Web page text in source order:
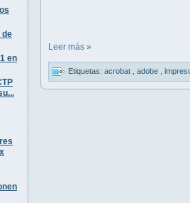
de
en
Leer más »
Etiquetas: acrobat adobe